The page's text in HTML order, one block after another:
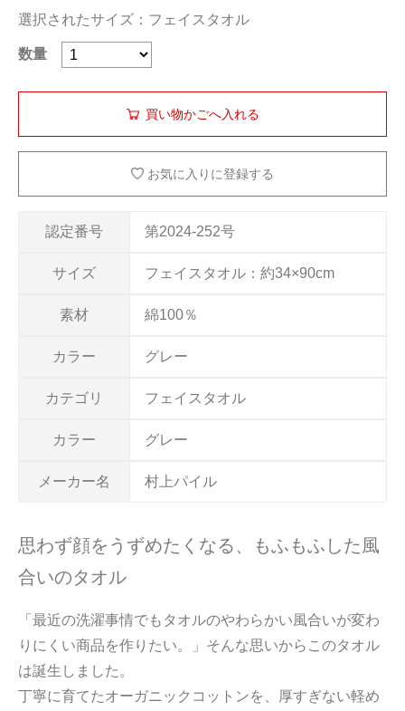
認定番号 第2024-252号
サイズ フェイスタオル：約34×90cm
素材 綿100％
カラー グレー
カテゴリ フェイスタオル
カラー グレー
メーカー名 村上パイル
選択されたサイズ：フェイスタオル
数量
お気に入りに登録する
思わず顔をうずめたくなる、もふもふした風
合いのタオル
「最近の洗濯事情でもタオルのやわらかい風合いが変わ
りにくい商品を作りたい。」そんな思いからこのタオル
は誕生しました。
丁寧に育てたオーガニックコットンを、厚すぎない軽め